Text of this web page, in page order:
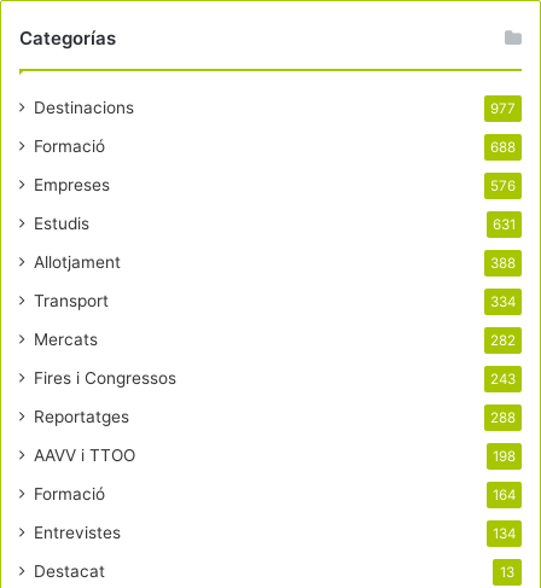
Categorías
Destinacions 977
Formació 688
Empreses 576
Estudis 631
Allotjament 388
Transport 334
Mercats 282
Fires i Congressos 243
Reportatges 288
AAVV i TTOO 198
Formació 164
Entrevistes 134
Destacat 13